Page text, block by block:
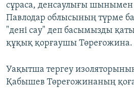
сұраса, денсаулығы
Павлодар облысының түрме
"дені сау" деп басымызды
құқық қорғаушы Төреғожина.
Уақытша тергеу
Қабышев Төреғожинаның